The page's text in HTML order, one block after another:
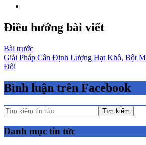
Điều hướng bài viết
Bài trước
Giải Pháp Cân Định Lượng Hạt Khô, Bột
Đối
Bình luận trên Facebook
Tìm kiếm
Danh mục tin tức